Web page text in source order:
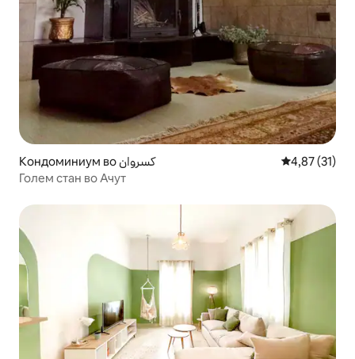
Кондоминиум во كسروان Просечна
4,87 (31)
Голем стан во Ачут